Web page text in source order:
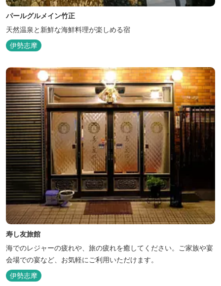
パールグルメイン竹正
天然温泉と新鮮な海鮮料理が楽しめる宿
伊勢志摩
寿し友旅館
海でのレジャーの疲れや、旅の疲れを癒してください。ご家族や宴
会場での宴など、お気軽にご利用いただけます。
伊勢志摩